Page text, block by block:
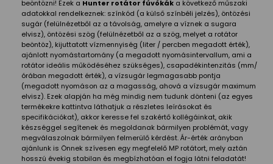
beöntözni! Ezek a Hunter rotátor fúvókák a következő műszaki
adatokkal rendelkeznek: színkód (a külső színbéli jelzés), öntözési
sugár (felülnézetből az a távolság, amelyre a víznek a sugara
elvisz), öntözési szög (felülnézetből az a szög, melyet a rotátor
beöntöz), kijuttatott vízmennyiség (liter / percben megadott érték),
ajánlott nyomástartomány (a megadott nyomásintervallum, ami a
rotátor ideális működéséhez szükséges), csapadékintenzitás (mm/
órában megadott érték), a vízsugár legmagasabb pontja
(megadott nyomáson az a magasság, ahová a vízsugár maximum
elvisz). Ezek alapján ha még mindig nem tudunk dönteni (az egyes
termékekre kattintva láthatjuk a részletes leírásokat és
specifikációkat), akkor keresse fel szakértő kollégáinkat, akik
készséggel segítenek és megoldanak bármilyen problémát, vagy
megválaszolnak bármilyen felmerülő kérdést. Ár-érték arányban
ajánlunk is Önnek szívesen egy megfelelő MP rotátort, mely aztán
hosszú évekig stabilan és megbízhatóan el fogja látni feladatát!